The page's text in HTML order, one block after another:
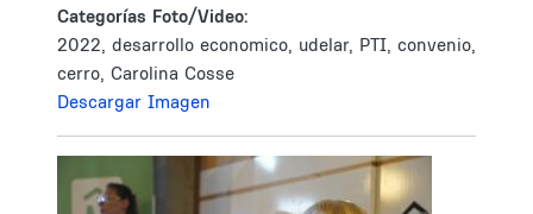
Categorías Foto/Video:
2022, desarrollo economico, udelar, PTI, convenio,
cerro, Carolina Cosse
Descargar Imagen